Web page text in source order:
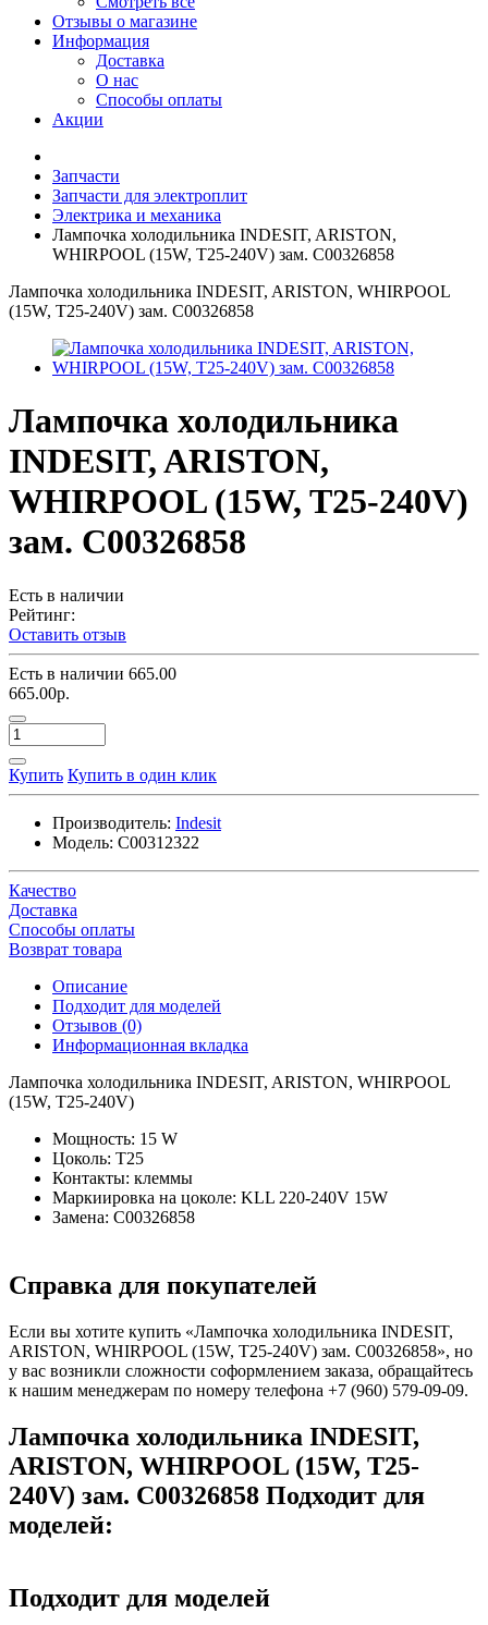
Отзывы о магазине
Информация
Доставка
О нас
Способы оплаты
Акции
Запчасти
Запчасти для электроплит
Электрика и механика
Лампочка холодильника INDESIT, ARISTON,
WHIRPOOL (15W, T25-240V) зам. C00326858
Лампочка холодильника INDESIT, ARISTON, WHIRPOOL
(15W, T25-240V) зам. C00326858
Лампочка холодильника
INDESIT, ARISTON,
WHIRPOOL (15W, T25-240V)
зам. C00326858
Есть в наличии
Рейтинг:
Оставить отзыв
Есть в наличии 665.00
665.00р.
Купить Купить в один клик
Производитель: Indesit
Модель: C00312322
Качество
Доставка
Способы оплаты
Возврат товара
Описание
Подходит для моделей
Отзывов (0)
Информационная вкладка
Лампочка холодильника INDESIT, ARISTON, WHIRPOOL
(15W, T25-240V)
Мощность: 15 W
Цоколь: T25
Контакты: клеммы
Маркиировка на цоколе: KLL 220-240V 15W
Замена: C00326858
Справка для покупателей
Если вы хотите купить «Лампочка холодильника INDESIT,
ARISTON, WHIRPOOL (15W, T25-240V) зам. C00326858», но
у вас возникли сложности соформлением заказа, обращайтесь
к нашим менеджерам по номеру телефона +7 (960) 579-09-09.
Лампочка холодильника INDESIT,
ARISTON, WHIRPOOL (15W, T25-
240V) зам. C00326858 Подходит для
моделей:
Подходит для моделей